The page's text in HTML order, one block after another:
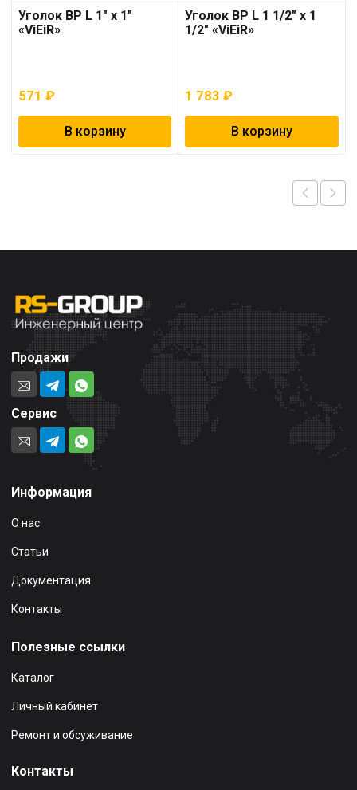
Уголок ВР L 1″ х 1″
«ViEiR»
571 ₽
В корзину
Уголок ВР L 1 1/2″ х 1
1/2″ «ViEiR»
1 783₽
В корзину
Продажи
Сервис
Информация
О нас
Статьи
Документация
Контакты
Полезные ссылки
Каталог
Личный кабинет
Ремонт и обсуживание
Контакты